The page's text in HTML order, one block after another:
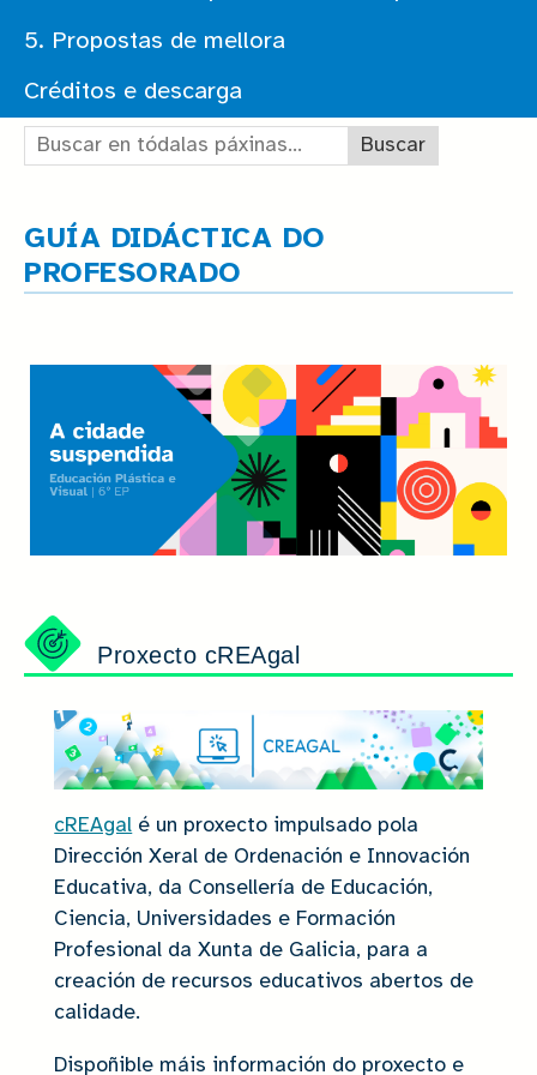
5. Propostas de mellora
Créditos e descarga
Buscar en tódalas páxinas:
GUÍA DIDÁCTICA DO
PROFESORADO
Proxecto cREAgal
cREAgal é un proxecto impulsado pola
Dirección Xeral de Ordenación e Innovación
Educativa, da Consellería de Educación,
Ciencia, Universidades e Formación
Profesional da Xunta de Galicia, para a
creación de recursos educativos abertos de
calidade.
Dispoñible máis información do proxecto e